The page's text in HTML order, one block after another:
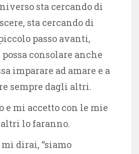
sta cercando di
sta cercando di
passo avanti,
consolare anche
imparare ad amare e a
sempre dagli altri.
e mi accetto con le mie
lo faranno.
mi dirai, “siamo